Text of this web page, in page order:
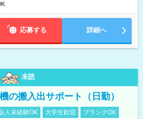
応募する 詳細へ
未読
の搬入出サポート（日勤）
人未経験OK 大学生歓迎
ブランクOK